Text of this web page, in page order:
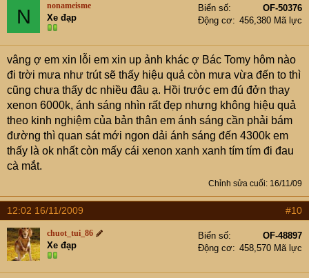
N nonameisme
Xe đạp
Biển số
OF-50376
Động cơ
456,380 Mã lực
vâng ợ em xin lỗi em xin up ảnh khác ợ Bác Tomy hôm nào
đi trời mưa như trút sẽ thấy hiệu quả còn mưa vừa đến to thì
cũng chưa thấy dc nhiều đâu ạ. Hồi trước em đú đởn thay
xenon 6000k, ánh sáng nhìn rất đẹp nhưng không hiệu quả
theo kinh nghiệm của bản thân em ánh sáng cần phải bám
đường thì quan sát mới ngon dải ánh sáng đến 4300k em
thấy là ok nhất còn mấy cái xenon xanh xanh tím tím đi đau
cà mắt.
Chỉnh sửa cuối: 16/11/09
12:02 16/11/2009 #10
chuot_tui_86
Xe đạp
Biển số
OF-48897
Động cơ
458,570 Mã lực